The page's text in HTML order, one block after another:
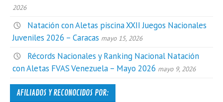
2026
Natación con Aletas piscina XXII Juegos Nacionales
Juveniles 2026 – Caracas mayo 15, 2026
Récords Nacionales y Ranking Nacional Natación
con Aletas FVAS Venezuela – Mayo 2026 mayo 9, 2026
AFILIADOS Y RECONOCIDOS POR: